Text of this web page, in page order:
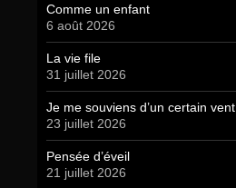
Comme un enfant
6 août 2026
La vie file
31 juillet 2026
Je me souviens d’un certain vent
23 juillet 2026
Pensée d’éveil
21 juillet 2026